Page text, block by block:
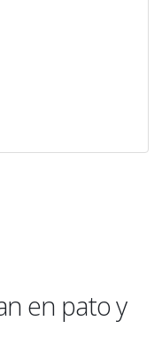
en pato y